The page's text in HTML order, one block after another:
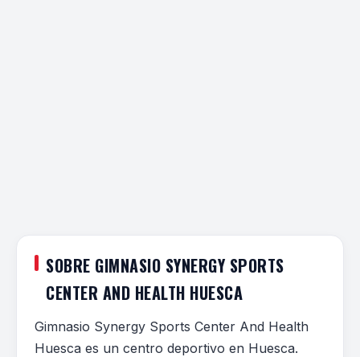
SOBRE GIMNASIO SYNERGY SPORTS
CENTER AND HEALTH HUESCA
Gimnasio Synergy Sports Center And Health
Huesca es un centro deportivo en Huesca.